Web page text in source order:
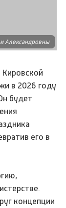
Александровны
в 2026 году
будет
его в
концепции